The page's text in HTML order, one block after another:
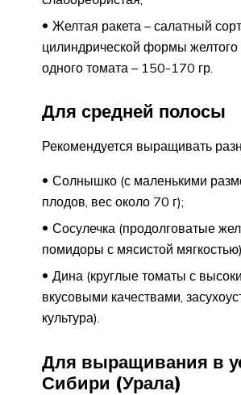
Желтая ракета – салатный
цилиндрической формы желтого
одного томата – 150-170 гр.
Для средней полосы
Рекомендуется выращивать
Солнышко (с маленькими
плодов, вес около 70 г);
Сосулечка (продолговатые
помидоры с мясистой
Дина (круглые томаты с
вкусовыми качествами,
культура).
Для выращивания в
Сибири (Урала)